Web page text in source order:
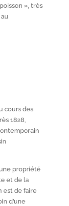
», très
cours des
1828,
propriété
et de la
est de faire
d’une